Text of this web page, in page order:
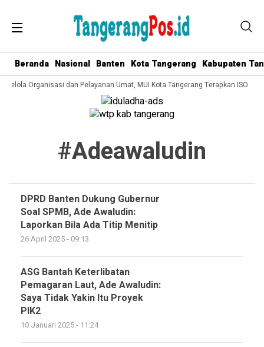
Beranda Nasional Banten Kota Tangerang Kabupaten
Kelola Organisasi dan Pelayanan Umat, MUI Kota Tangerang Terapkan ISO
#adeawaludin
DPRD Banten Dukung Gubernur
Soal SPMB, Ade Awaludin:
Laporkan Bila Ada Titip Menitip
26 April 2025 - 09:13
ASG Bantah Keterlibatan
Pemagaran Laut, Ade Awaludin:
Saya Tidak Yakin Itu Proyek
PIK2
10 Januari 2025 - 11:24